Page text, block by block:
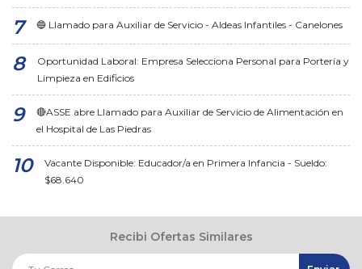
🔵 Llamado para Auxiliar de Servicio - Aldeas Infantiles - Canelones
Oportunidad Laboral: Empresa Selecciona Personal para Portería y
Limpieza en Edificios
🔴ASSE abre Llamado para Auxiliar de Servicio de Alimentación en
el Hospital de Las Piedras
Vacante Disponible: Educador/a en Primera Infancia - Sueldo:
$68.640
Recibi Ofertas Similares